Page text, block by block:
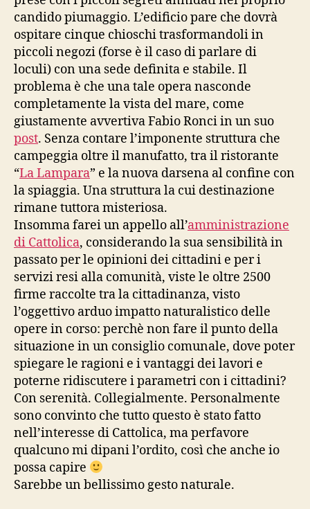
candido piumaggio. L’edificio pare che dovrà
ospitare cinque chioschi trasformandoli in
piccoli negozi (forse è il caso di parlare di
loculi) con una sede definita e stabile. Il
problema è che una tale opera nasconde
completamente la vista del mare, come
giustamente avvertiva Fabio Ronci in un suo
post. Senza contare l’imponente struttura che
campeggia oltre il manufatto, tra il ristorante
“La Lampara” e la nuova darsena al confine con
la spiaggia. Una struttura la cui destinazione
rimane tuttora misteriosa.
Insomma farei un appello all’amministrazione
di Cattolica, considerando la sua sensibilità in
passato per le opinioni dei cittadini e per i
servizi resi alla comunità, viste le oltre 2500
firme raccolte tra la cittadinanza, visto
l’oggettivo arduo impatto naturalistico delle
opere in corso: perchè non fare il punto della
situazione in un consiglio comunale, dove poter
spiegare le ragioni e i vantaggi dei lavori e
poterne ridiscutere i parametri con i cittadini?
Con serenità. Collegialmente. Personalmente
sono convinto che tutto questo è stato fatto
nell’interesse di Cattolica, ma perfavore
qualcuno mi dipani l’ordito, così che anche io
possa capire
Sarebbe un bellissimo gesto naturale.